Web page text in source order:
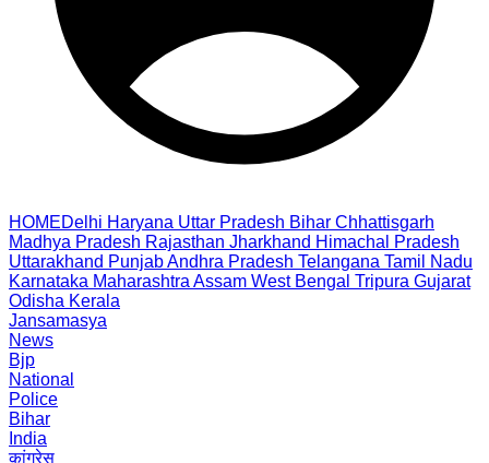
HOMEDelhi Haryana Uttar Pradesh Bihar Chhattisgarh
Madhya Pradesh Rajasthan Jharkhand Himachal Pradesh
Uttarakhand PunjabAndhra Pradesh Telangana Tamil Nadu
Karnataka Maharashtra Assam West Bengal Tripura Gujarat
Odisha Kerala
Jansamasya
News
Bjp
National
Police
Bihar
India
कांग्रेस